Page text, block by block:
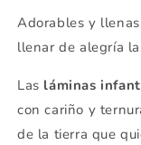
Adorables y
llenar de alegría
Las láminas
con cariño y
de la tierra que